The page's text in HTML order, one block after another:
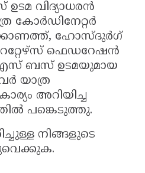
വിദ്യാധരൻ
കോർഡിനേറ്റർ
ഹോസ്ദുർഗ്
ഫെഡറേഷൻ
ബസ് ഉടമയുമായ
യാത്ര
അറിയിച്ച
പങ്കെടുത്തു.
നിങ്ങളുടെ